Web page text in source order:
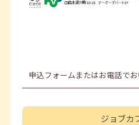
申込フォームまたはお電話で
ジョブカ